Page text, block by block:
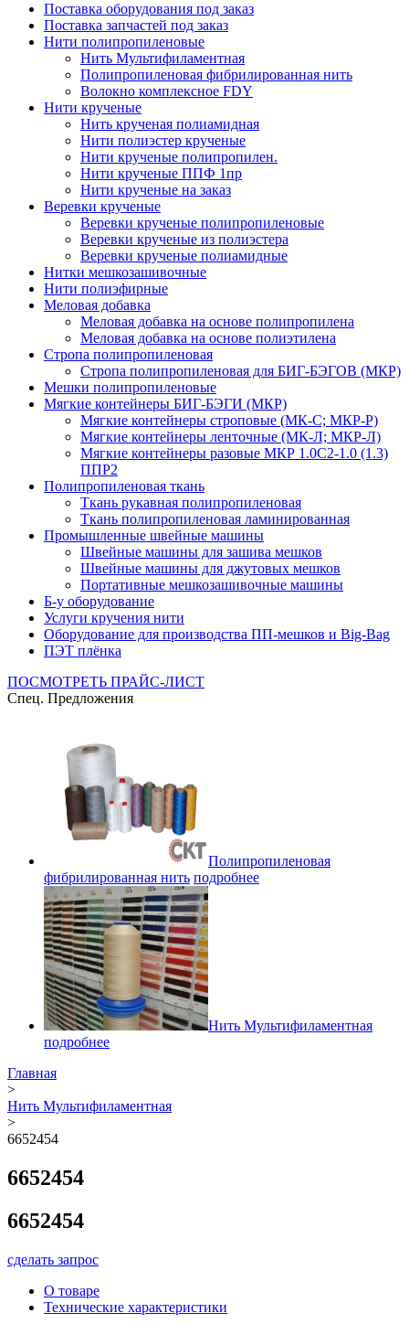
Поставка оборудования под заказ
Поставка запчастей под заказ
Нити полипропиленовые
Нить Мультифиламентная
Полипропиленовая фибрилированная нить
Волокно комплексное FDY
Нити крученые
Нить крученая полиамидная
Нити полиэстер крученые
Нити крученые полипропилен.
Нити крученые ППФ 1пр
Нити крученые на заказ
Веревки крученые
Веревки крученые полипропиленовые
Веревки крученые из полиэстера
Веревки крученые полиамидные
Нитки мешкозашивочные
Нити полиэфирные
Меловая добавка
Меловая добавка на основе полипропилена
Меловая добавка на основе полиэтилена
Стропа полипропиленовая
Стропа полипропиленовая для БИГ-БЭГОВ (МКР)
Мешки полипропиленовые
Мягкие контейнеры БИГ-БЭГИ (МКР)
Мягкие контейнеры строповые (МК-С; МКР-Р)
Мягкие контейнеры ленточные (МК-Л; МКР-Л)
Мягкие контейнеры разовые МКР 1.0С2-1.0 (1.3)
ППР2
Полипропиленовая ткань
Ткань рукавная полипропиленовая
Ткань полипропиленовая ламинированная
Промышленные швейные машины
Швейные машины для зашива мешков
Швейные машины для джутовых мешков
Портативные мешкозашивочные машины
Б-у оборудование
Услуги кручения нити
Оборудование для производства ПП-мешков и Big-Bag
ПЭТ плёнка
ПОСМОТРЕТЬ ПРАЙС-ЛИСТ
Спец. Предложения
Полипропиленовая
фибрилированная нить подробнее
Нить Мультифиламентная
подробнее
Главная
>
Нить Мультифиламентная
>
6652454
6652454
6652454
сделать запрос
О товаре
Технические характеристики